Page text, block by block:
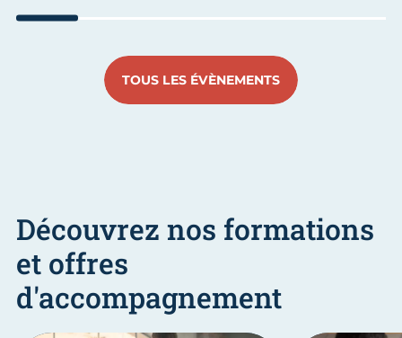
TOUS LES ÉVÈNEMENTS
Découvrez nos formations
et offres
d'accompagnement